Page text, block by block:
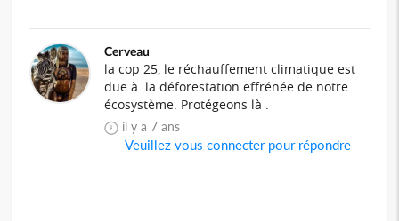
Cerveau
la cop 25, le réchauffement climatique est
due à la déforestation effrénée de notre
écosystème. Protégeons là .
il y a 7 ans
Veuillez vous connecter pour répondre